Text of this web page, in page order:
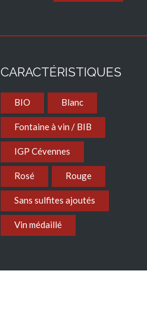
CARACTÉRISTIQUES
BIO Blanc
Fontaine à vin / BIB
IGP Cévennes
Rosé Rouge
Sans sulfites ajoutés
Vin médaillé